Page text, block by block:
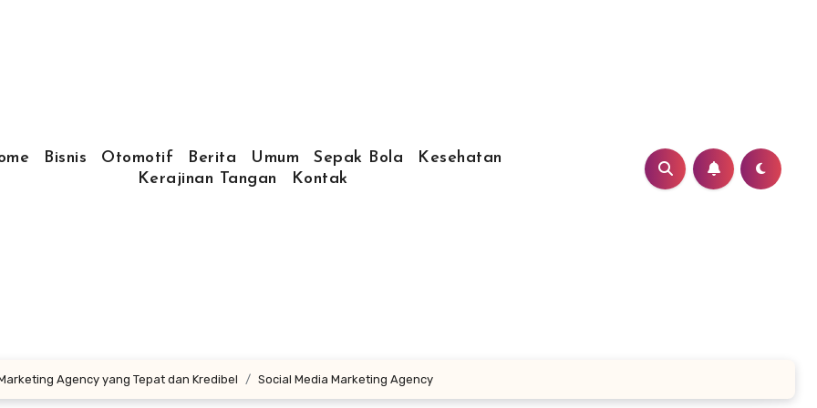
Bisnis Otomotif Berita Umum Sepak Bola
Kesehatan
Kerajinan Tangan
Kontak
Agency yang Tepat dan Kredibel Social Media Marketing Agency